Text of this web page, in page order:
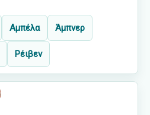
Αμπέλα Άμπνερ
Ρέιβεν